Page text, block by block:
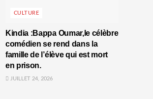
CULTURE
Kindia :Bappa Oumar,le célèbre
comédien se rend dans la
famille de l’élève qui est mort
en prison.
JUILLET 24, 2026